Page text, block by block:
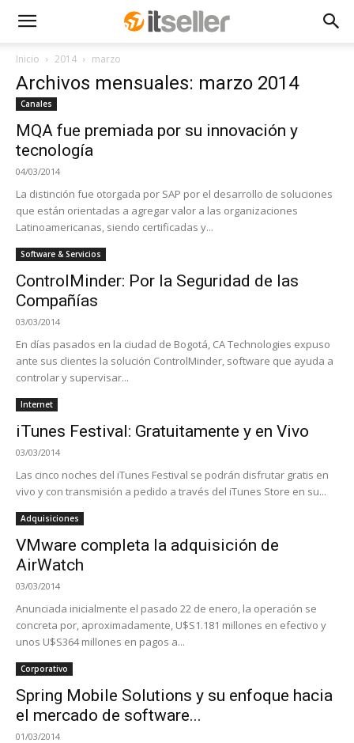
Inicio 2014 marzo
Archivos mensuales: marzo 2014
Canales
MQA fue premiada por su innovación y
tecnología
04/03/2014
La distinción fue otorgada por SAP por el desarrollo de soluciones
que están orientadas a agregar valor a las organizaciones
Latinoamericanas, siendo certificadas y...
Software & Servicios
ControlMinder: Por la Seguridad de las
Compañías
03/03/2014
En días pasados en la ciudad de Bogotá, CA Technologies expuso
ante sus clientes la solución ControlMinder, software que ayuda a
controlar y supervisar...
Internet
iTunes Festival: Gratuitamente y en Vivo
03/03/2014
Las cinco noches del iTunes Festival se podrán disfrutar gratis en
vivo y con transmisión a pedido a través del iTunes Store en su...
Adquisiciones
VMware completa la adquisición de
AirWatch
03/03/2014
Anunciada inicialmente el pasado 22 de enero, la operación se
concreta por, aproximadamente, U$S1.181 millones en efectivo y
unos U$S364 millones en pagos a...
Corporativo
Spring Mobile Solutions y su enfoque hacia
el mercado de software...
01/03/2014